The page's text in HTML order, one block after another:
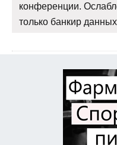
конференции.
только банкир